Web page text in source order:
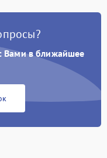
Вами в ближайшее